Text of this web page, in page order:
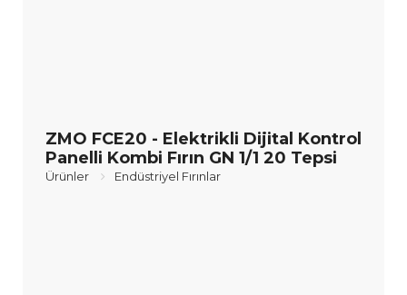
ZMO FCE20 - Elektrikli Dijital Kontrol
Panelli Kombi Fırın GN 1/1 20 Tepsi
Ürünler Endüstriyel Fırınlar